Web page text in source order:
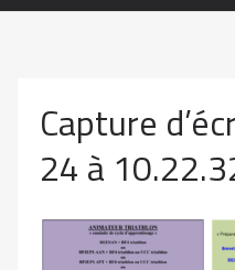
Capture
24 à